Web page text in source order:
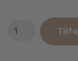
Fuglelegetøj